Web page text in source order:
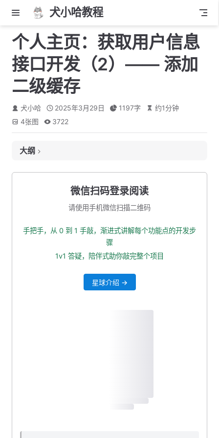
犬小哈教程
个人主页：获取用户信息
接口开发（2）—— 添加
二级缓存
犬小哈 2025年3月29日 1197字 约1分钟
4张图 3722
大纲
初始化 Caffeine 实例
查询本地缓存
微信扫码登录阅读
请使用手机微信扫描二维码
手把手，从 0 到 1 手敲，渐进式讲解每个功能点的开发步
骤
1v1 答疑，陪伴式助你敲完整个项目
星球介绍 →